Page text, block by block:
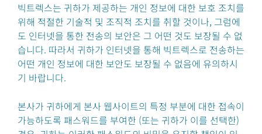
빅트렉스는 귀하가 제공하는 개인 정보에 대한 보호 조치를
위해 적절한 기술적 및 조직적 조치를 취할 것이나, 그럼에
도 인터넷을 통한 전송의 보안은 그 어떤 것도 보장될 수 없
습니다. 따라서 귀하가 인터넷을 통해 빅트렉스로 전송하는
어떤 개인 정보에 대한 보안도 보장될 수 없음에 유의하시
기 바랍니다.
본사가 귀하에게 본사 웹사이트의 특정 부분에 대한 접속이
가능하도록 패스워드를 부여한 (또는 귀하가 이를 선택한)